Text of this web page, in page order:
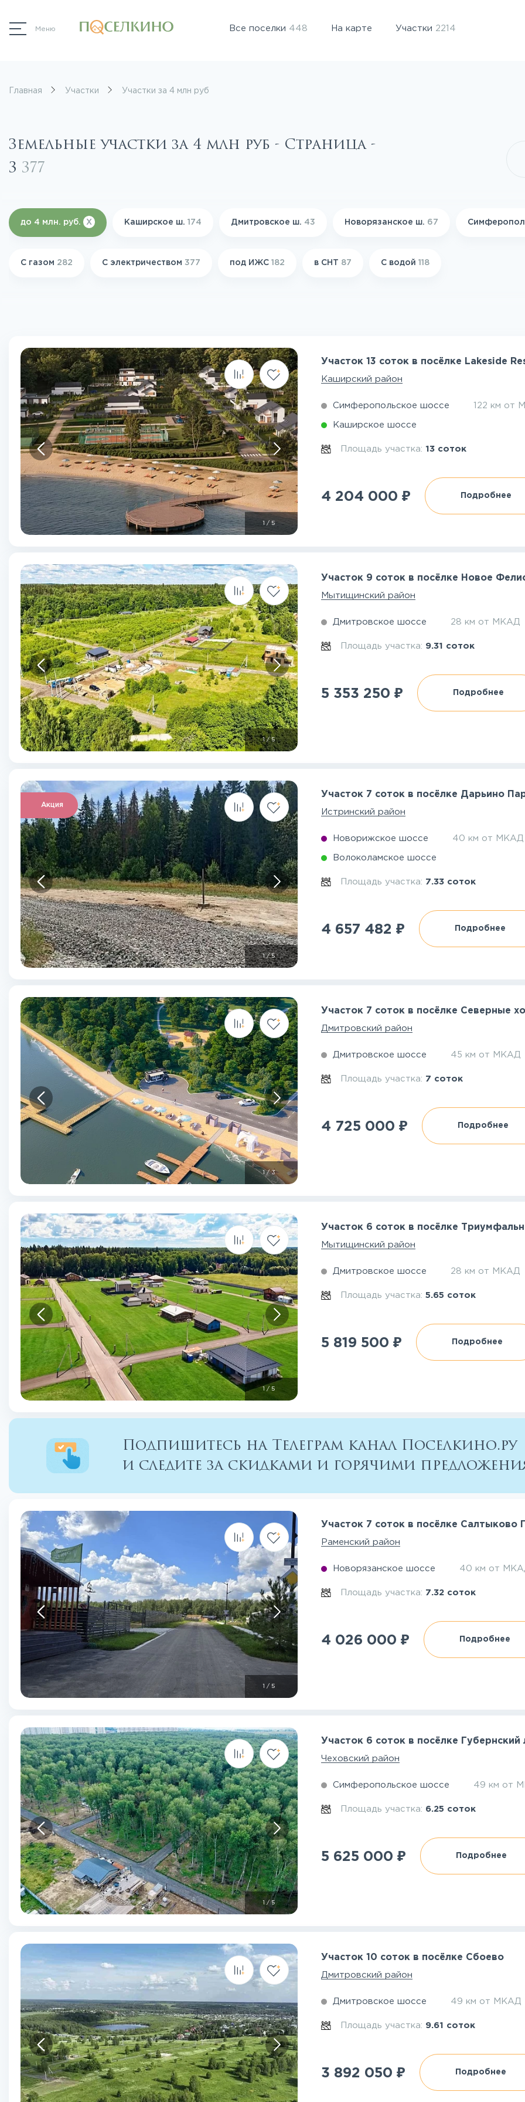
Меню Все поселки 448 На карте Участки 2214
Главная Участки Участки за 4 млн руб
Земельные участки за 4 млн руб - Страница -
3 377
до 4 млн. руб. X Каширское ш. 174 Дмитровское ш. 43 Новорязанское ш. 67
С газом 282 С электричеством 377 под ИЖС 182 в СНТ 87 С водой 118
/5
Участок 13 соток в посёлке Lakeside
Каширский район
Симферопольское шоссе 122 км от
Каширское шоссе
Площадь участка:13 соток
4 204 000 ₽ Подробнее
1/5
Участок 9 соток в посёлке Новое
Мытищинский район
Дмитровское шоссе 28 км от МКАД
Площадь участка: 9.31 соток
5 353 250 ₽ Подробнее
Акция
1/5
Участок 7 соток в посёлке Дарьино
Истринский район
Новорижское шоссе 40 км от МКАД
Волоколамское шоссе
Площадь участка: 7.33 соток
4 657 482 ₽ Подробнее
1 /3
Участок 7 соток в посёлке Северные
Дмитровский район
Дмитровское шоссе 45 км от МКАД
Площадь участка: 7 соток
4 725 000 ₽ Подробнее
/5
Участок 6 соток в посёлке
Мытищинский район
Дмитровское шоссе 28 км от МКАД
Площадь участка:5.65 соток
5 819 500 ₽ Подробнее
Подпишитесь на Телеграм канал Поселкино.ру
и следите за скидками и горячими
/5
Участок 7 соток в посёлке Салтыково
Раменский район
Новорязанское шоссе 40 км от
Площадь участка: 7.32 соток
4 026 000 ₽ Подробнее
/5
Участок 6 соток в посёлке Губернский
Чеховский район
Симферопольское шоссе 49 км от
Площадь участка: 6.25 соток
5 625 000 ₽ Подробнее
Участок 10 соток в посёлке Сбоево
Дмитровский район
Дмитровское шоссе 49 км от МКАД
Площадь участка: 9.61 соток
3 892 050 ₽ Подробнее